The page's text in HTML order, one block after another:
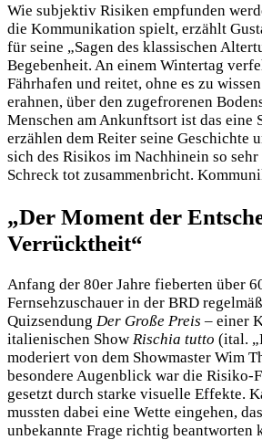
Wie subjektiv Risiken empfunden
die Kommunikation spielt, erzählt
für seine „Sagen des klassischen
Begebenheit. An einem Wintertag
Fährhafen und reitet, ohne es zu
erahnen, über den zugefrorenen
Menschen am Ankunftsort ist das eine
erzählen dem Reiter seine Geschichte
sich des Risikos im Nachhinein so sehr
Schreck tot zusammenbricht.
„Der Moment der
Verrücktheit“
Anfang der 80er Jahre fieberten über
Fernsehzuschauer in der BRD
Quizsendung Der Große Preis – einer
italienischen Show Rischia tutto (ital.
moderiert von dem Showmaster Wim
besondere Augenblick war die Risiko-
gesetzt durch starke visuelle Effekte.
mussten dabei eine Wette eingehen,
unbekannte Frage richtig beantworten